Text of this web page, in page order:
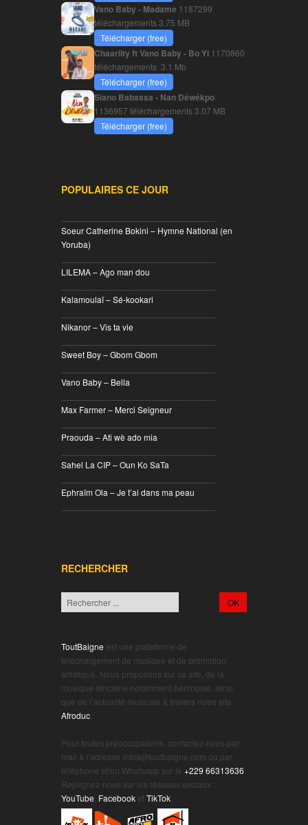
Vano Baby - Madame 1187299
téléchargements3.75 MB
Télécharger (free)
Chaarlity ft Vano Baby - Bo Yi 1170860
téléchargements 3.1 Mb
Télécharger (free)
Siano Babassa - Nan Déwékpo
1136957 téléchargements3.07 MB
Télécharger (free)
POPULAIRES CE JOUR
Soeur Catherine Bokini – Hymne National (en
Yoruba)
LILEMA – Ago man dou
Kalamoulaï – Sé-kookari
Nikanor – Vis ta vie
Sweet Boy – Gbom Gbom
Vano Baby – Bella
Max Farmer – Merci Seigneur
Praouda – Ati wè ado mia
Sahel La CIP – Oun Ko SaTa
Ephraïm Ola – Je t’ai dans ma peau
RECHERCHER
ToutBaigne est une plateforme de
téléchargement de musique et de promotion
artistique. Nous proposons sur ce site, de la
musique africaine notamment béninoise, ainsi
que de l’actualité musicale à travers notre site
Afroduc
Pour toutes préoccupations, contactez-nous par
mail à l’adresse infos@toutbaigne.com ou par
téléphone et/ou Whatsapp sur le +229 66313636
Rejoignez-nous sur les réseaux sociaux :
YouTube Facebook etTikTok